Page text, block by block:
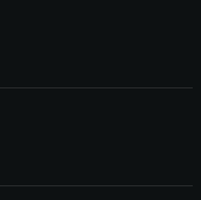
sono necessari